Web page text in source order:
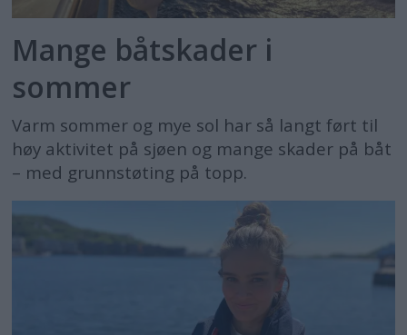
Mange båtskader i
sommer
Varm sommer og mye sol har så langt ført til
høy aktivitet på sjøen og mange skader på båt
– med grunnstøting på topp.